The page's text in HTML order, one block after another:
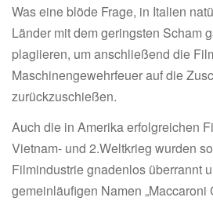
Was eine blöde Frage, in Italien
Länder mit dem geringsten Scham
plagiieren, um anschließend die
Maschinengewehrfeuer auf die
zurückzuschießen.
Auch die in Amerika erfolgreichen
Vietnam- und 2.Weltkrieg wurden
Filmindustrie gnadenlos überrannt
gemeinläufigen Namen „Maccaroni